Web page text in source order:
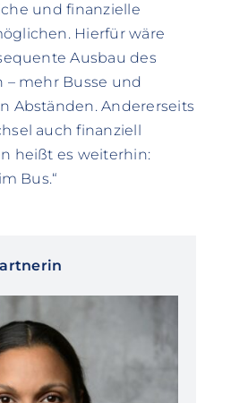
und finanzielle
Hierfür wäre
Ausbau des
– mehr Busse und
Abständen. Andererseits
auch finanziell
heißt es weiterhin:
Bus.“